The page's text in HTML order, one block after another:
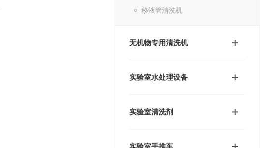
移液管清洗机
无机物专用清洗机
实验室水处理设备
实验室清洗剂
实验室手推车